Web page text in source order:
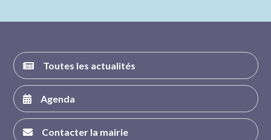
Toutes les actualités
Agenda
Contacter la mairie